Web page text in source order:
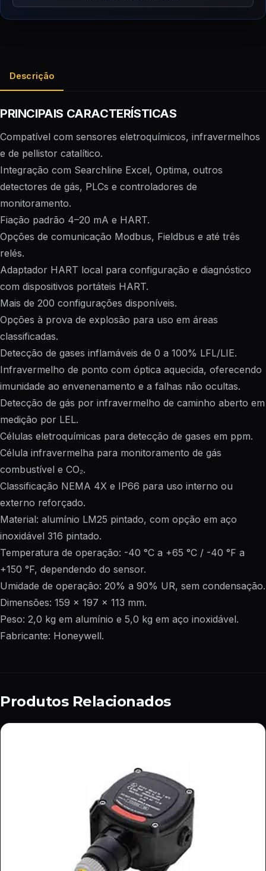
Descrição
PRINCIPAIS CARACTERÍSTICAS
Compatível com sensores eletroquímicos, infravermelhos
e de pellistor catalítico.
Integração com Searchline Excel, Optima, outros
detectores de gás, PLCs e controladores de
monitoramento.
Fiação padrão 4–20 mA e HART.
Opções de comunicação Modbus, Fieldbus e até três
relés.
Adaptador HART local para configuração e diagnóstico
com dispositivos portáteis HART.
Mais de 200 configurações disponíveis.
Opções à prova de explosão para uso em áreas
classificadas.
Detecção de gases inflamáveis de 0 a 100% LFL/LIE.
Infravermelho de ponto com óptica aquecida, oferecendo
imunidade ao envenenamento e a falhas não ocultas.
Detecção de gás por infravermelho de caminho aberto em
medição por LEL.
Células eletroquímicas para detecção de gases em ppm.
Célula infravermelha para monitoramento de gás
combustível e CO₂.
Classificação NEMA 4X e IP66 para uso interno ou
externo reforçado.
Material: alumínio LM25 pintado, com opção em aço
inoxidável 316 pintado.
Temperatura de operação: -40 °C a +65 °C / -40 °F a
+150 °F, dependendo do sensor.
Umidade de operação: 20% a 90% UR, sem condensação.
Dimensões: 159 x 197 x 113 mm.
Peso: 2,0 kg em alumínio e 5,0 kg em aço inoxidável.
Fabricante: Honeywell.
Produtos Relacionados